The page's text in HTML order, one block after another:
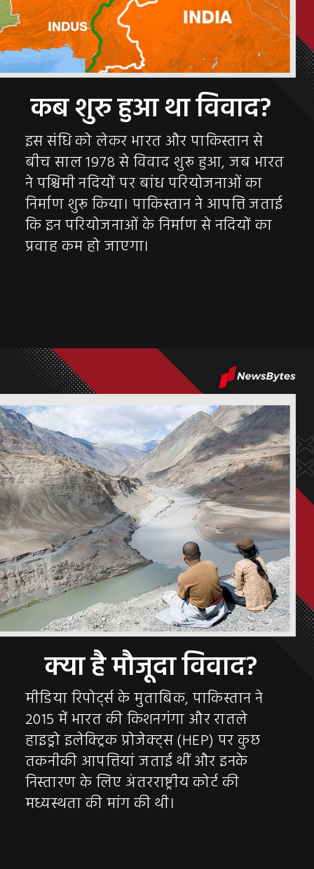
इस संधि को लेकर भारत और पाकिस्तान से
बीच साल 1978 से विवाद शुरू हुआ, जब भारत
ने पश्चिमी नदियों पर बांध परियोजनाओं का
निर्माण शुरू किया। पाकिस्तान ने आपत्ति जताई
कि इन परियोजनाओं के निर्माण से नदियों का
मीडिया रिपोर्ट्स के मुताबिक, पाकिस्तान ने
2015 में भारत की किशनगंगा और रातले
हाइड्रो इलेक्ट्रिक प्रोजेक्ट्स (HEP) पर कुछ
तकनीकी आपत्तियां जताई थीं और इनके
निस्तारण के लिए अंतरराष्ट्रीय कोर्ट की